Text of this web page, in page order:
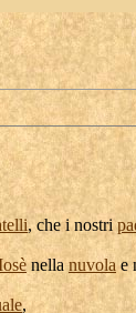
, che i nostri
nellanuvola e
,